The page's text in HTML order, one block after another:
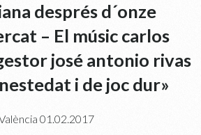
després d´onze
– El músic carlos
josé antonio rivas
i de joc dur»
01.02.2017